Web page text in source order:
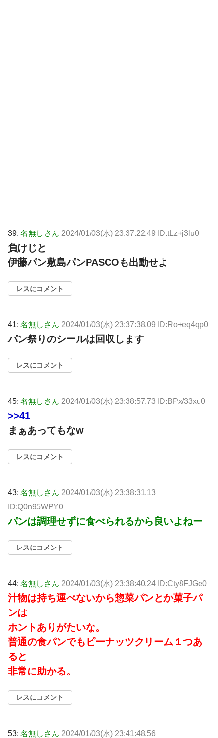
39: 名無しさん 2024/01/03(水) 23:37:22.49 ID:tLz+j3lu0
負けじと
伊藤パン敷島パンPASCOも出動せよ
レスにコメント
41: 名無しさん 2024/01/03(水) 23:37:38.09 ID:Ro+eq4qp0
パン祭りのシールは回収します
レスにコメント
45: 名無しさん 2024/01/03(水) 23:38:57.73 ID:BPx/33xu0
>>41
まぁあってもなw
レスにコメント
43: 名無しさん 2024/01/03(水) 23:38:31.13
ID:Q0n95WPY0
パンは調理せずに食べられるから良いよねー
レスにコメント
44: 名無しさん 2024/01/03(水) 23:38:40.24 ID:Cty8FJGe0
汁物は持ち運べないから惣菜パンとか菓子パ
ンは
ホントありがたいな。
普通の食パンでもピーナッツクリーム１つあ
ると
非常に助かる。
レスにコメント
53: 名無しさん 2024/01/03(水) 23:41:48.56